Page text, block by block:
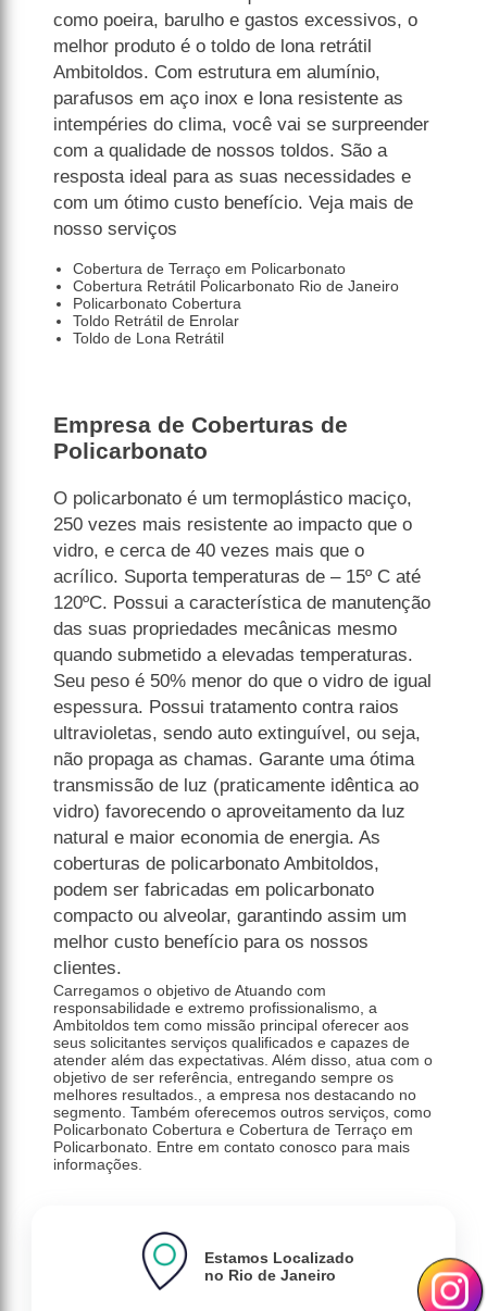
como poeira, barulho e gastos excessivos, o
melhor produto é o toldo de lona retrátil
Ambitoldos. Com estrutura em alumínio,
parafusos em aço inox e lona resistente as
intempéries do clima, você vai se surpreender
com a qualidade de nossos toldos. São a
resposta ideal para as suas necessidades e
com um ótimo custo benefício. Veja mais de
nosso serviços
Cobertura de Terraço em Policarbonato
Cobertura Retrátil Policarbonato Rio de Janeiro
Policarbonato Cobertura
Toldo Retrátil de Enrolar
Toldo de Lona Retrátil
Empresa de Coberturas de
Policarbonato
O policarbonato é um termoplástico maciço,
250 vezes mais resistente ao impacto que o
vidro, e cerca de 40 vezes mais que o
acrílico. Suporta temperaturas de – 15º C até
120ºC. Possui a característica de manutenção
das suas propriedades mecânicas mesmo
quando submetido a elevadas temperaturas.
Seu peso é 50% menor do que o vidro de igual
espessura. Possui tratamento contra raios
ultravioletas, sendo auto extinguível, ou seja,
não propaga as chamas. Garante uma ótima
transmissão de luz (praticamente idêntica ao
vidro) favorecendo o aproveitamento da luz
natural e maior economia de energia. As
coberturas de policarbonato Ambitoldos,
podem ser fabricadas em policarbonato
compacto ou alveolar, garantindo assim um
melhor custo benefício para os nossos
clientes.
Carregamos o objetivo de Atuando com
responsabilidade e extremo profissionalismo, a
Ambitoldos tem como missão principal oferecer aos
seus solicitantes serviços qualificados e capazes de
atender além das expectativas. Além disso, atua com o
objetivo de ser referência, entregando sempre os
melhores resultados., a empresa nos destacando no
segmento. Também oferecemos outros serviços, como
Policarbonato Cobertura e Cobertura de Terraço em
Policarbonato. Entre em contato conosco para mais
informações.
Estamos Localizado
no Rio de Janeiro